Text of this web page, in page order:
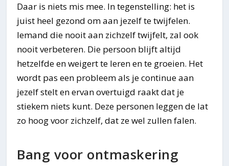
Daar is niets mis mee. In tegenstelling: het is
juist heel gezond om aan jezelf te twijfelen.
Iemand die nooit aan zichzelf twijfelt, zal ook
nooit verbeteren. Die persoon blijft altijd
hetzelfde en weigert te leren en te groeien. Het
wordt pas een probleem als je continue aan
jezelf stelt en ervan overtuigd raakt dat je
stiekem niets kunt. Deze personen leggen de lat
zo hoog voor zichzelf, dat ze wel zullen falen.
Bang voor ontmaskering